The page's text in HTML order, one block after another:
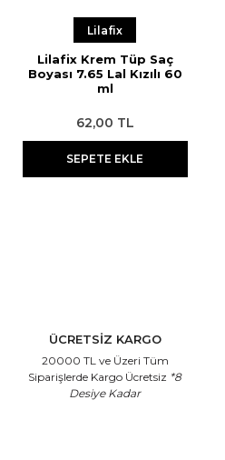
Lilafix
Lilafix Krem Tüp Saç
Boyası 7.65 Lal Kızılı 60
ml
62,00 TL
SEPETE EKLE
ÜCRETSİZ KARGO
20000 TL ve Üzeri Tüm
Siparişlerde Kargo Ücretsiz *8
Desiye Kadar